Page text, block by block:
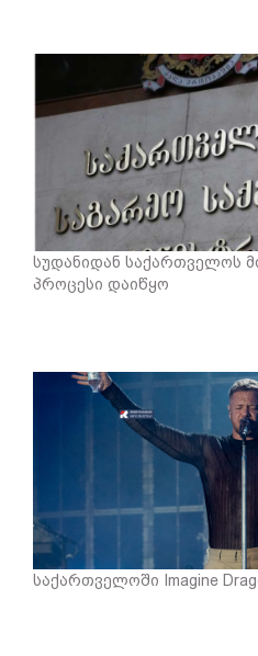
სუდანიდან საქართველოს
პროცესი დაიწყო
საქართველოში Imagine